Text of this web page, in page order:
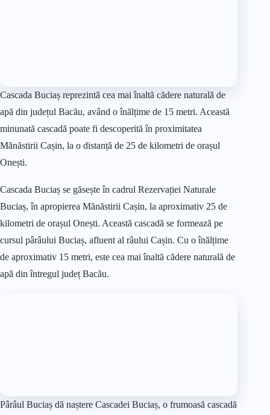
Cascada Buciaș reprezintă cea mai înaltă cădere naturală de
apă din județul Bacău, având o înălțime de 15 metri. Această
minunată cascadă poate fi descoperită în proximitatea
Mănăstirii Cașin, la o distanță de 25 de kilometri de orașul
Onești.
Cascada Buciaș se găsește în cadrul Rezervației Naturale
Buciaș, în apropierea Mănăstirii Cașin, la aproximativ 25 de
kilometri de orașul Onești. Această cascadă se formează pe
cursul pârâului Buciaș, afluent al râului Cașin. Cu o înălțime
de aproximativ 15 metri, este cea mai înaltă cădere naturală de
apă din întregul județ Bacău.
Pârâul Buciaș dă naștere Cascadei Buciaș, o frumoasă cascadă